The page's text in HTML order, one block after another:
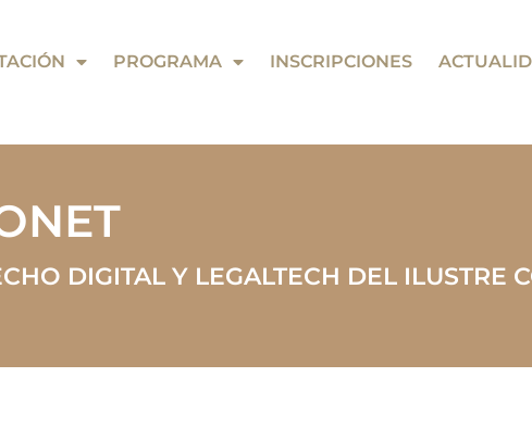
PROGRAMA INSCRIPCIONES
DIGITAL Y LEGALTECH DEL ILUSTRE